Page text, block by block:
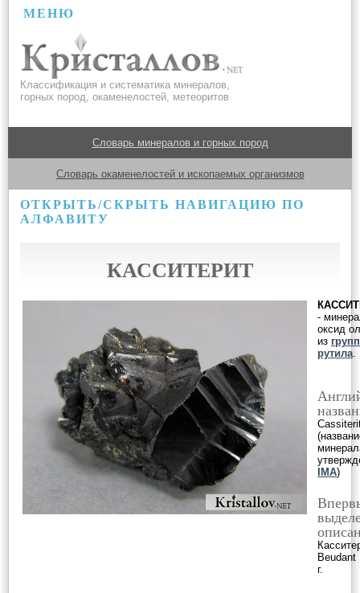
МЕНЮ
Классификация и систематика минералов,
горных пород, окаменелостей, метеоритов
Словарь минералов и горных пород
Словарь окаменелостей и ископаемых организмов
ОТКРЫТЬ/СКРЫТЬ НАВИГАЦИЮ ПО
АЛФАВИТУ
КАССИТЕРИТ
-
оксид
из
рутила.
IMA)
Beudant
г.